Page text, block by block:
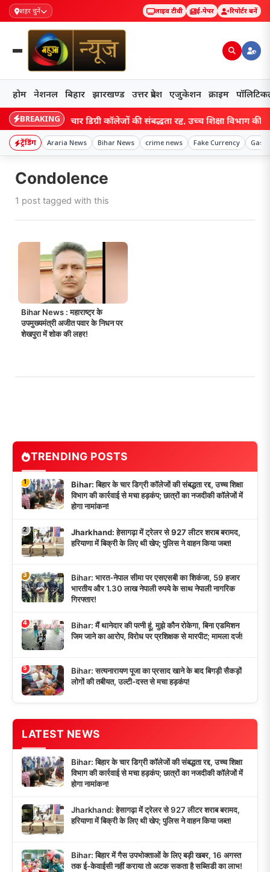
शहर चुनें लाइव टीवी ई-पेपर रिपोर्टर बनें
होम नेशनल बिहार झारखण्ड उत्तर प्रदेश एजुकेशन क्राइम
BREAKING
बिहार के चार डिग्री कॉलेजों की संबद्धता रद्द, उच्च शिक्षा विभाग की
ट्रेंडिंग Araria News Bihar News crime news Fake Currency Gas
Condolence
1 post tagged with this
Bihar News : महाराष्ट्र के
उपमुख्यमंत्री अजीत पवार के निधन पर
शेखपुरा में शोक की लहर!
TRENDING POSTS
1
Bihar: बिहार के चार डिग्री कॉलेजों की संबद्धता रद्द, उच्च शिक्षा
विभाग की कार्रवाई से मचा हड़कंप; छात्रों का नजदीकी कॉलेजों में
होगा नामांकन!
2
Jharkhand: हेसागढ़ा में ट्रेलर से 927 लीटर शराब बरामद,
हरियाणा में बिक्री के लिए थी खेप; पुलिस ने वाहन किया जब्त!
3
Bihar: भारत-नेपाल सीमा पर एसएसबी का शिकंजा, 59 हजार
भारतीय और 1.30 लाख नेपाली रुपये के साथ नेपाली नागरिक
गिरफ्तार!
4
Bihar: मैं थानेदार की पत्नी हूं, मुझे कौन रोकेगा, बिना एडमिशन
जिम जाने का आरोप, विरोध पर प्रशिक्षक से मारपीट; मामला दर्ज!
5
Bihar: सत्यनारायण पूजा का प्रसाद खाने के बाद बिगड़ी सैकड़ों
लोगों की तबीयत, उल्टी-दस्त से मचा हड़कंप!
LATEST NEWS
Bihar: बिहार के चार डिग्री कॉलेजों की संबद्धता रद्द, उच्च शिक्षा
विभाग की कार्रवाई से मचा हड़कंप; छात्रों का नजदीकी कॉलेजों में
होगा नामांकन!
Jharkhand: हेसागढ़ा में ट्रेलर से 927 लीटर शराब बरामद,
हरियाणा में बिक्री के लिए थी खेप; पुलिस ने वाहन किया जब्त!
Bihar: बिहार में गैस उपभोक्ताओं के लिए बड़ी खबर, 16 अगस्त
तक ई-केवाईसी नहीं कराया तो अटक सकता है सब्सिडी का लाभ!